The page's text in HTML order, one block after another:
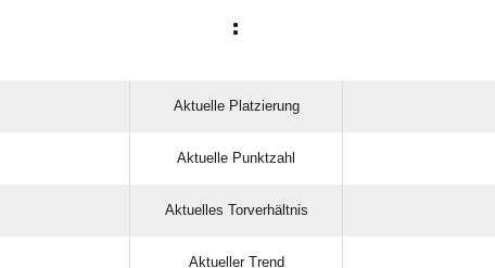
:
Aktuelle Platzierung
Aktuelle Punktzahl
Aktuelles Torverhältnis
Aktueller Trend